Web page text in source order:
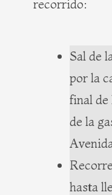
recorrido:
Sal de
por la
final de
de la
hasta